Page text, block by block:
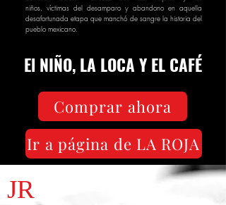
niños, víctimas del desamparo y abandono en aquella
desafortunada etapa que manchó de sangre la historia del
pueblo mexicano.
El NIÑO, LA LOCA Y EL CAFÉ
Comprar ahora
Ir a página de LA ROJA
JR